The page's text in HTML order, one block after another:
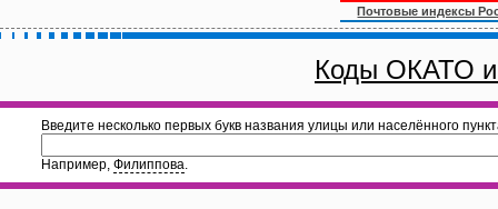
Почтовые индексы
Коды ОКАТО
Введите несколько первых букв названия улицы или населённого
Например, Филиппова.